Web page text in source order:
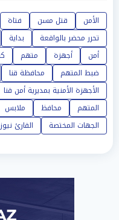
الأمن قتل مسن فتاة
تحرر محضر بالواقعة
بداية
أمن
أجهزة متهم
ضبط المتهم
محافظة قنا
الأجهزة الأمنية بمديرية أمن قنا
المتهم
محافظ ملابس
الجهات المختصة
القارئ نيوز